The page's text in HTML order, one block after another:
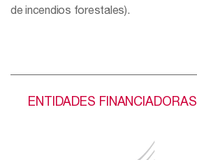
de incendios forestales).
ENTIDADES FINANCIADORAS